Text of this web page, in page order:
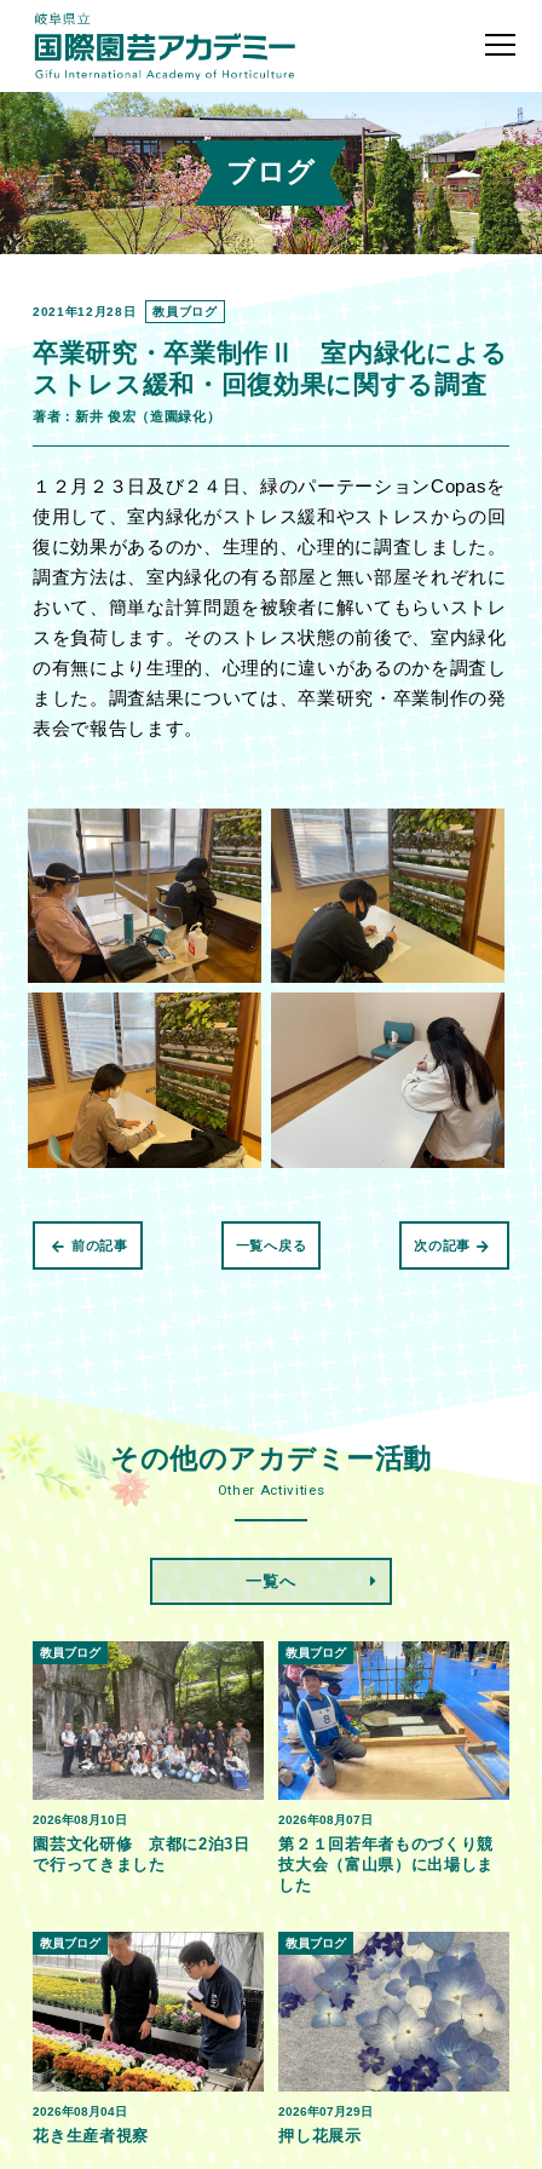
ブログ
2021年12月28日 教員ブログ
卒業研究・卒業制作Ⅱ 室内緑化による
ストレス緩和・回復効果に関する調査
著者：新井 俊宏（造園緑化）
１２月２３日及び２４日、緑のパーテーションCopasを
使用して、室内緑化がストレス緩和やストレスからの回
復に効果があるのか、生理的、心理的に調査しました。
調査方法は、室内緑化の有る部屋と無い部屋それぞれに
おいて、簡単な計算問題を被験者に解いてもらいストレ
スを負荷します。そのストレス状態の前後で、室内緑化
の有無により生理的、心理的に違いがあるのかを調査し
ました。調査結果については、卒業研究・卒業制作の発
表会で報告します。
次の記事
一覧へ戻る
前の記事
その他のアカデミー活動
Other Activities
一覧へ
2026年08月10日
教員ブログ
園芸文化研修 京都に2泊3日
で行ってきました
2026年08月07日
教員ブログ
第２１回若年者ものづくり競
技大会（富山県）に出場しま
した
2026年08月04日
教員ブログ
花き生産者視察
2026年07月29日
教員ブログ
押し花展示